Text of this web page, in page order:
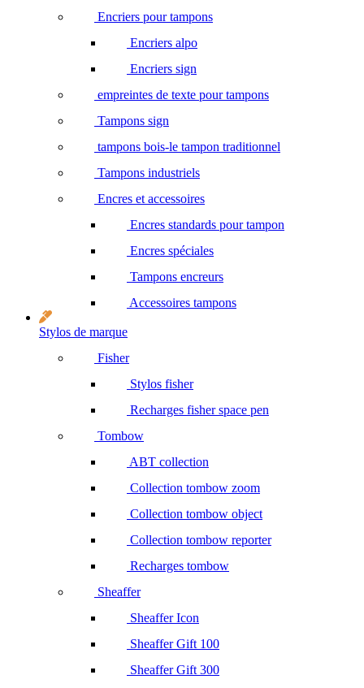
Encriers pour tampons
Encriers alpo
Encriers sign
empreintes de texte pour tampons
Tampons sign
tampons bois-le tampon traditionnel
Tampons industriels
Encres et accessoires
Encres standards pour tampon
Encres spéciales
Tampons encreurs
Accessoires tampons
Stylos de marque
Fisher
Stylos fisher
Recharges fisher space pen
Tombow
ABT collection
Collection tombow zoom
Collection tombow object
Collection tombow reporter
Recharges tombow
Sheaffer
Sheaffer Icon
Sheaffer Gift 100
Sheaffer Gift 300